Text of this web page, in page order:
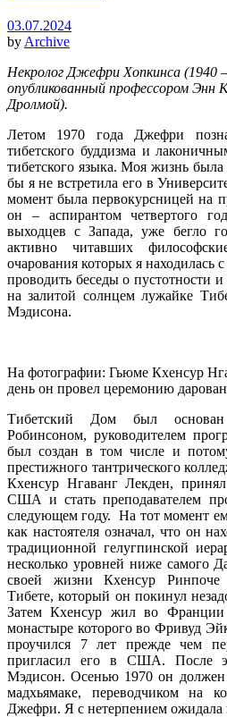
03.07.2024
by Archive
Некролог Джефри Хопкинса (1940
опубликованный профессором Энн
Дролмой).
Летом 1970 года Джефри
тибетского буддизма и
тибетского языка. Моя жизнь
бы я не встретила его в
момент была первокурсницей на
он – аспирантом четвертого
выходцев с Запада, уже бегло
активно читавших
очарования которых я находилась
проводить беседы о пустотности
на залитой солнцем лужайке
Мэдисона.
На фотографии: Гьюме Кхенсур
день он провел церемонию
Тибетский Дом был
Робинсоном, руководителем
был создан в том числе и
престижного тантрического
Кхенсур Нгаванг Лекден,
США и стать преподавателем
следующем году.
На тот момент
как настоятеля означал, что он
традиционной гелугпинской
несколько уровней ниже самого
своей жизни Кхенсур
Тибете, который он покинул
Затем Кхенсур жил во
монастыре которого во Фривуд
проучился 7 лет прежде чем
пригласил его в США. После
Мэдисон. Осенью 1970 он
мадхьямаке, переводчиком на
Джефри. Я с нетерпением ожидала